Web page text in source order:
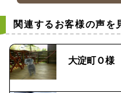
関連するお客様の声を
大淀町Ｏ様